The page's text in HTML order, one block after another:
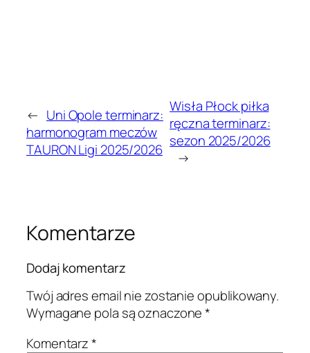
← Uni Opole terminarz:
harmonogram meczów
TAURON Ligi 2025/2026
Wisła Płock piłka
ręczna terminarz:
sezon 2025/2026
→
Komentarze
Dodaj komentarz
Twój adres email nie zostanie opublikowany.
Wymagane pola są oznaczone*
Komentarz*